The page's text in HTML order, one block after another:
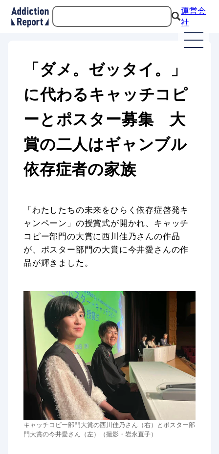
運営会
社
「ダメ。ゼッタイ。」
に代わるキャッチコピ
ーとポスター募集 大
賞の二人はギャンブル
依存症者の家族
「わたしたちの未来をひらく依存症啓発キ
ャンペーン」の授賞式が開かれ、キャッチ
コピー部門の大賞に西川佳乃さんの作品
が、ポスター部門の大賞に今井愛さんの作
品が輝きました。
キャッチコピー部門大賞の西川佳乃さん（右）とポスター部
門大賞の今井愛さん（左）（撮影・岩永直子）